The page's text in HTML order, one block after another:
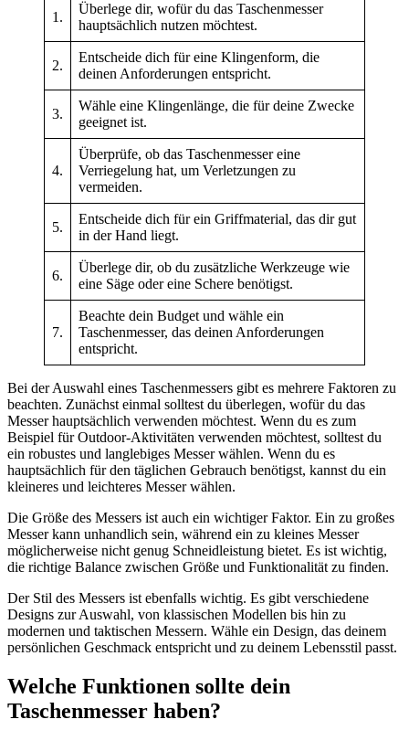
1.
Überlege dir, wofür du das Taschenmesser
hauptsächlich nutzen möchtest.
2.
Entscheide dich für eine Klingenform, die
deinen Anforderungen entspricht.
3.
Wähle eine Klingenlänge, die für deine Zwecke
geeignet ist.
4.
Überprüfe, ob das Taschenmesser eine
Verriegelung hat, um Verletzungen zu
vermeiden.
5.
Entscheide dich für ein Griffmaterial, das dir gut
in der Hand liegt.
6.
Überlege dir, ob du zusätzliche Werkzeuge wie
eine Säge oder eine Schere benötigst.
7.
Beachte dein Budget und wähle ein
Taschenmesser, das deinen Anforderungen
entspricht.
Bei der Auswahl eines Taschenmessers gibt es mehrere Faktoren zu
beachten. Zunächst einmal solltest du überlegen, wofür du das
Messer hauptsächlich verwenden möchtest. Wenn du es zum
Beispiel für Outdoor-Aktivitäten verwenden möchtest, solltest du
ein robustes und langlebiges Messer wählen. Wenn du es
hauptsächlich für den täglichen Gebrauch benötigst, kannst du ein
kleineres und leichteres Messer wählen.
Die Größe des Messers ist auch ein wichtiger Faktor. Ein zu großes
Messer kann unhandlich sein, während ein zu kleines Messer
möglicherweise nicht genug Schneidleistung bietet. Es ist wichtig,
die richtige Balance zwischen Größe und Funktionalität zu finden.
Der Stil des Messers ist ebenfalls wichtig. Es gibt verschiedene
Designs zur Auswahl, von klassischen Modellen bis hin zu
modernen und taktischen Messern. Wähle ein Design, das deinem
persönlichen Geschmack entspricht und zu deinem Lebensstil passt.
Welche Funktionen sollte dein
Taschenmesser haben?